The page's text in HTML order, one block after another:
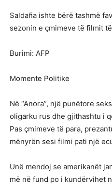
Saldaña ishte bërë tashmë
sezonin e çmimeve të filmit
Burimi: AFP
Momente Politike
Në “Anora”, një punëtore
oligarku rus dhe gjithashtu i
Pas çmimeve të para,
mënyrën sesi filmi pati një
Unë mendoj se amerikanët
më në fund po i kundërvihet